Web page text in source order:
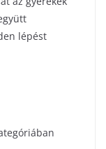
lépést